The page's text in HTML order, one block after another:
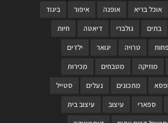
אוכל בריא אופנה איפור
ביגוד
בתים גולברי דיאטה
חיות
טרויה יגואר
ילדים
מוזיקה מטבחים
מכירות
מתכונים נעלים
סטייל
ספארי עיצוב
עיצוב בית